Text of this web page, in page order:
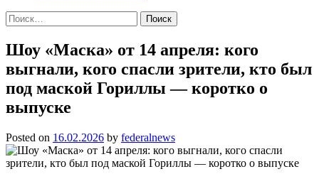
Найти:
Шоу «Маска» от 14 апреля: кого
выгнали, кого спасли зрители, кто был
под маской Гориллы — коротко о
выпуске
Posted on 16.02.2026 by federalnews